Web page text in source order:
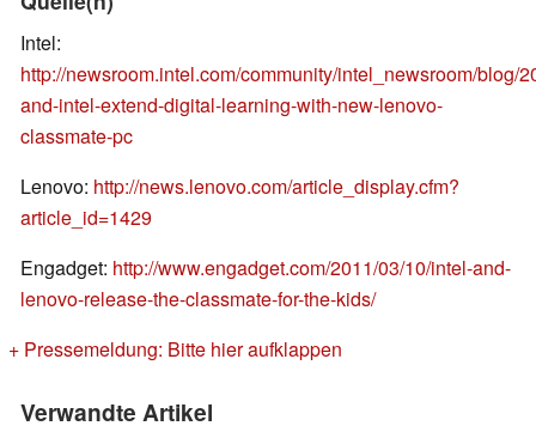
Intel:
http://newsroom.intel.com/community/intel_newsroom/blog/
and-intel-extend-digital-learning-with-new-lenovo-
classmate-pc
Lenovo: http://news.lenovo.com/article_display.cfm?
article_id=1429
Engadget: http://www.engadget.com/2011/03/10/intel-and-
lenovo-release-the-classmate-for-the-kids/
+ Pressemeldung: Bitte hier aufklappen
Verwandte Artikel